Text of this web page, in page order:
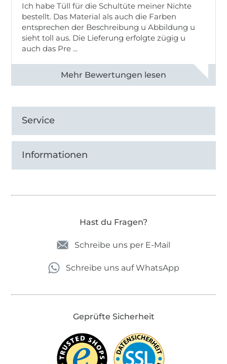
Ich habe Tüll für die Schultüte meiner Nichte
bestellt. Das Material als auch die Farben
entsprechen der Beschreibung u Abbildung u
sieht toll aus. Die Lieferung erfolgte zügig u
auch das Pre ...
Alle 82950 Bewertungen ansehen
Service
Informationen
Hast du Fragen?
Schreibe uns per E-Mail
Schreibe uns auf WhatsApp
Geprüfte Sicherheit